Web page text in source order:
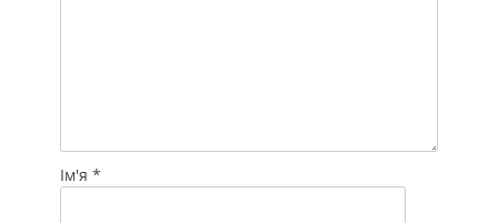
Ім'я *